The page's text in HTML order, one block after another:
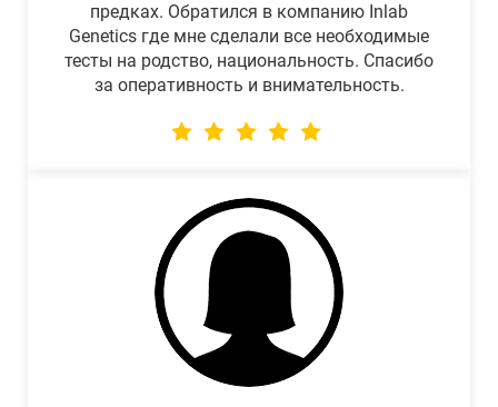
предках. Обратился в компанию Inlab
Genetics где мне сделали все необходимые
тесты на родство, национальность. Спасибо
за оперативность и внимательность.